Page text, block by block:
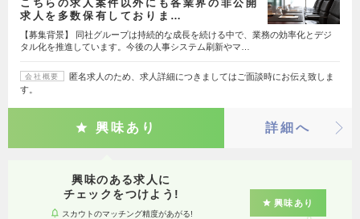
こちらの求人案件以外にも各業界の非公開
求人を多数保有しておりま…
【募集背景】 同社グループは持続的な成長を続ける中で、業務の効率化とデジ
タル化を推進しています。今後の人事システム刷新やマ…
会社概要
匿名求人のため、求人詳細につきましてはご面談時にお伝え致しま
す。
興味あり 詳細へ
興味のある求人に
チェックをつけよう!
スカウトのマッチング精度があがる!
興味あり